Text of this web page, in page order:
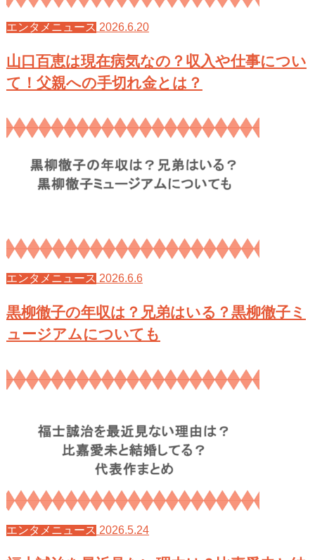
エンタメニュース 2026.6.20
山口百恵は現在病気なの？収入や仕事につい
て！父親への手切れ金とは？
エンタメニュース 2026.6.6
黒柳徹子の年収は？兄弟はいる？黒柳徹子ミ
ュージアムについても
エンタメニュース 2026.5.24